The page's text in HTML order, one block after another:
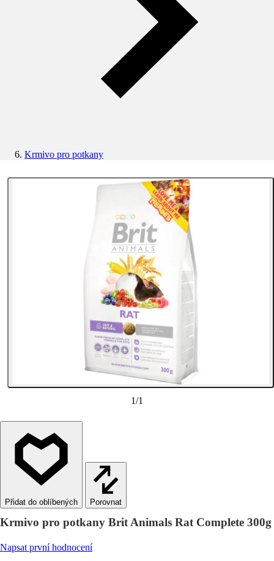
Krmivo pro potkany
1/1
Porovnat
Krmivo pro potkany Brit Animals Rat Complete 300g
Napsat první hodnocení